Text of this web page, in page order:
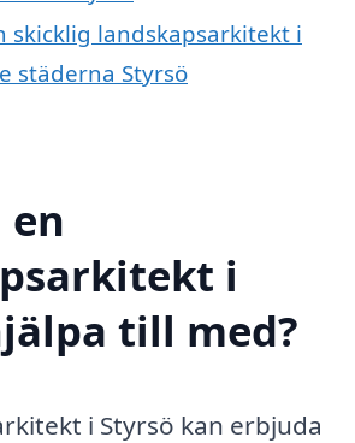
skicklig landskapsarkitekt i
städerna Styrsö
en
i
till med?
i Styrsö kan erbjuda